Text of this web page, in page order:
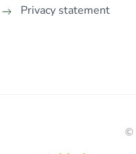
Privacy statement
©